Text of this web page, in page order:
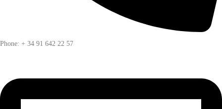
Phone: + 34 91 642 22 57